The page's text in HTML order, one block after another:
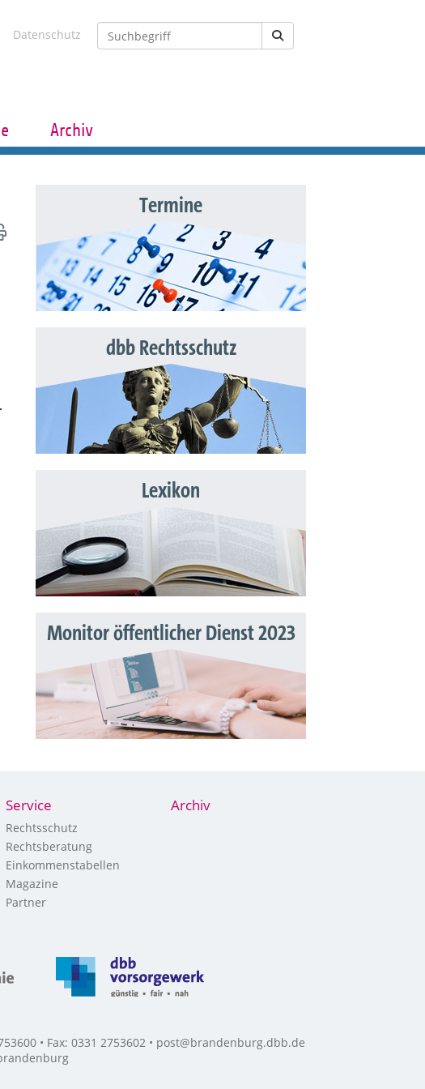
Datenschutz
Archiv
Termine
dbb Rechtsschutz
Lexikon
Monitor öffentlicher Dienst 2023
Service
Rechtsschutz
Rechtsberatung
Einkommenstabellen
Magazine
Partner
Archiv
• Fax: 0331 2753602 • post@brandenburg.dbb.de